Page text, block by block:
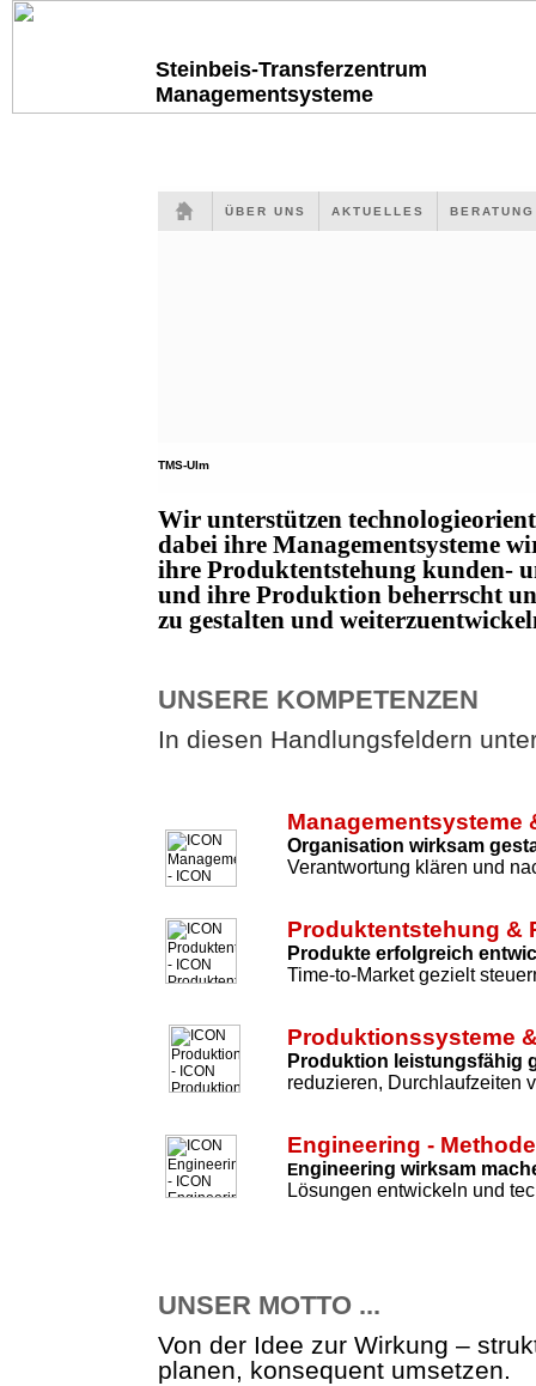
Steinbeis-Transferzentrum
Managementsysteme
ÜBER UNS AKTUELLES
TMS-Ulm
Wir unterstützen
dabei ihre Managementsysteme
ihre Produktentstehung kunden-
und ihre Produktion beherrscht
zu gestalten und
UNSERE KOMPETENZEN
In diesen Handlungsfeldern
Managementsysteme
Organisation wirksam
Verantwortung klären und
Produktentstehung &
Produkte erfolgreich
Time-to-Market gezielt
Produktionssysteme
Produktion leistungsfähig
reduzieren, Durchlaufzeiten
Engineering -
Engineering wirksam
Lösungen entwickeln und
UNSER MOTTO ...
Von der Idee zur Wirkung –
planen, konsequent umsetzen.